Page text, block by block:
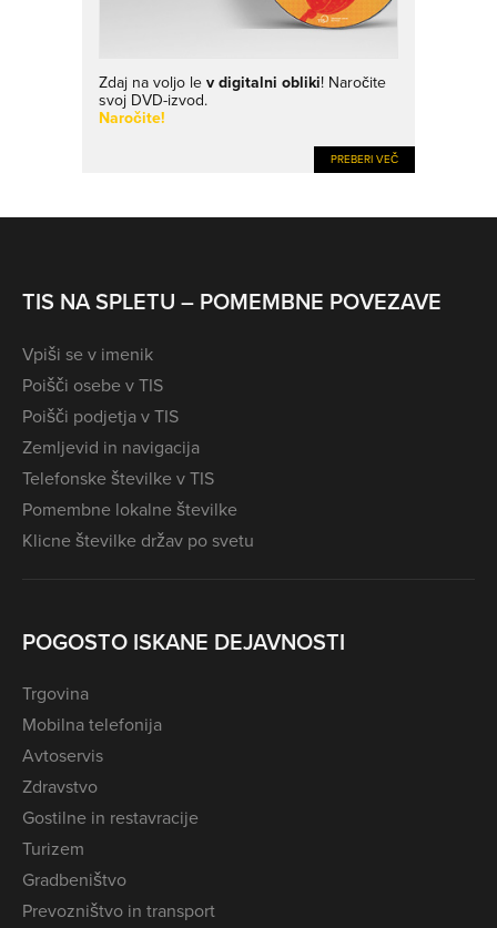
Zdaj na voljo lev digitalni obliki! Naročite
svoj DVD-izvod.
Naročite!
PREBERI VEČ
TIS NA SPLETU – POMEMBNE POVEZAVE
Vpiši se v imenik
Poišči osebe v TIS
Poišči podjetja v TIS
Zemljevid in navigacija
Telefonske številke v TIS
Pomembne lokalne številke
Klicne številke držav po svetu
POGOSTO ISKANE DEJAVNOSTI
Trgovina
Mobilna telefonija
Avtoservis
Zdravstvo
Gostilne in restavracije
Turizem
Gradbeništvo
Prevozništvo in transport